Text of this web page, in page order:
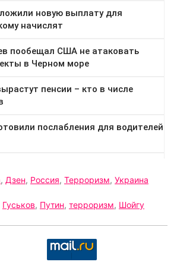
, Дзен, Россия, Терроризм, Украина
Гуськов, Путин, терроризм, Шойгу